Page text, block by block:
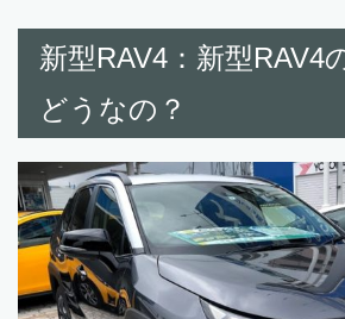
新型RAV4：新型RAV4
どうなの？